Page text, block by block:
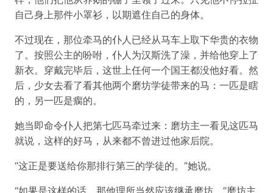
自己身上那件小罩衫，以期遮住自己的身体。
不过现在，那位牵马的仆人已经从马车上取下华贵的衣物
了。按照公主的吩咐，仆人为汉斯洗了澡，并给他穿上了
新衣。穿戴完毕后，这世上任何一个国王都没他好看。然
后，少女去看了看其他两个磨坊学徒带来的马：一匹是瞎
的，另一匹是瘸的。
她当即命令仆人把第七匹马牵过来：磨坊主一看见这匹马
就说，这样的好马，从来都不曾进过他家后院。
“这正是要送给你那排行第三的学徒的。”她说。
“如果是这样的话，那他理所当然应该继承磨坊。”磨坊主